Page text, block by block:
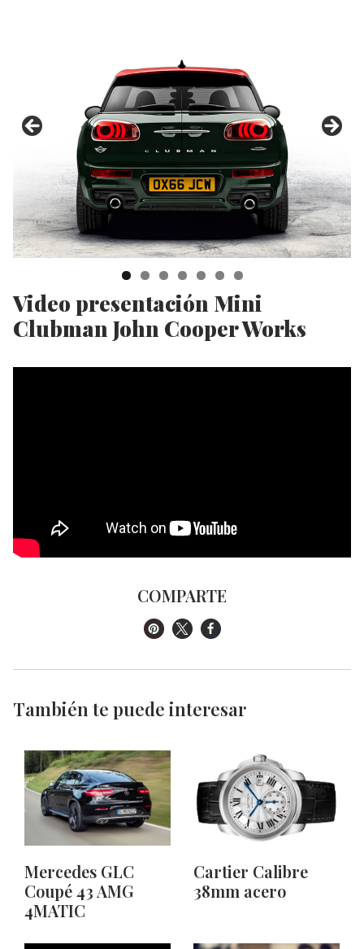
Video presentación Mini
Clubman John Cooper Works
COMPARTE
También te puede interesar
Mercedes GLC
Coupé 43 AMG
4MATIC
Cartier Calibre
38mm acero